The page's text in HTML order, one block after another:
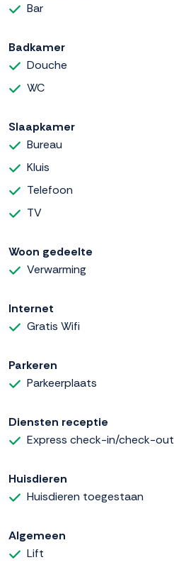
Bar
Badkamer
Douche
WC
Slaapkamer
Bureau
Kluis
Telefoon
TV
Woon gedeelte
Verwarming
Internet
Gratis Wifi
Parkeren
Parkeerplaats
Diensten receptie
Express check-in/check-out
Huisdieren
Huisdieren toegestaan
Algemeen
Lift